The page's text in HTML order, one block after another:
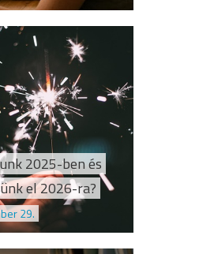
2025-ben és
el 2026-ra?
29.